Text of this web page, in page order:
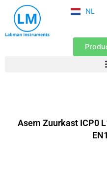
naar
NL
EN
Asem Zuurkast ICP0